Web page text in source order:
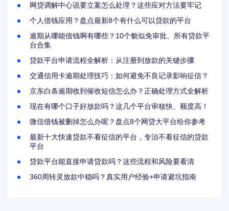
网贷调解中心说要立案怎么处理？这些应对方法要牢记
个人借钱应用？盘点最新8个有什么可以贷款的平台
逾期从哪能借钱啊有哪些？10个貌似免审批、所有贷款平
台合集
贷款平台申请流程全解析：从注册到放款的关键步骤
交通信用卡逾期处理技巧：如何避免不良记录影响征信？
京东白条逾期收到催收短信怎么办？正确处理方式全解析
现在有哪个口子好放款吗？这几个平台审核快、额度高！
微信借钱被删掉怎么办呢？盘点8个网贷大平台给你参考
最新十大快速贷款不看征信的平台，专治不看征信的贷款
平台
贷款平台能直接申请贷款吗？这些流程和风险要看清
360周转灵放款中稳吗？真实用户经验+申请避坑指南